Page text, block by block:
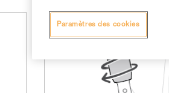
Paramètres des cookies